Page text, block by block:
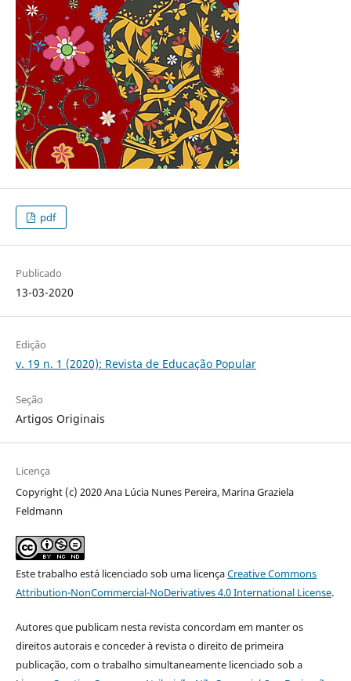
pdf
Publicado
13-03-2020
Edição
v. 19 n. 1 (2020): Revista de Educação Popular
Seção
Artigos Originais
Licença
Copyright (c) 2020 Ana Lúcia Nunes Pereira, Marina Graziela
Feldmann
Este trabalho está licenciado sob uma licençaCreative Commons
Attribution-NonCommercial-NoDerivatives 4.0 International License.
Autores que publicam nesta revista concordam em manter os
direitos autorais e conceder à revista o direito de primeira
publicação, com o trabalho simultaneamente licenciado sob a